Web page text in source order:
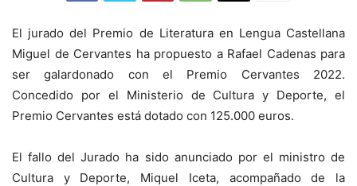
El jurado del Premio de Literatura en Lengua Castellana
Miguel de Cervantes ha propuesto a Rafael Cadenas para
ser galardonado con el Premio Cervantes 2022.
Concedido por el Ministerio de Cultura y Deporte, el
Premio Cervantes está dotado con 125.000 euros.
El fallo del Jurado ha sido anunciado por el ministro de
Cultura y Deporte, Miquel Iceta, acompañado de la